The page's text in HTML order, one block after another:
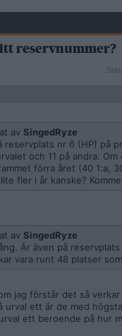
reservnummer?
Sidan
av SingedRyze
reservplats nr 6 (HP) på
och 11 på andra.
förra året (40 1:a,
fler i år kanske?
av SingedRyze
Är även på
vara runt 48 platser
jag förstår det så
urval ett är de med
ett beroende på hur